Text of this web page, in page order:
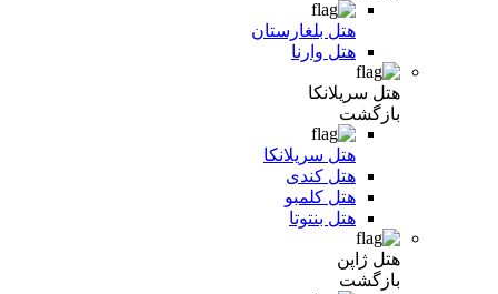
هتل بلغارستان
هتل وارنا
هتل سریلانکا
بازگشت
هتل سریلانکا
هتل کندی
هتل کلمبو
هتل بنتوتا
هتل ژاپن
بازگشت